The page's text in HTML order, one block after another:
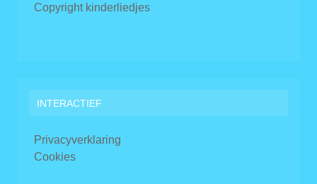
Copyright kinderliedjes
INTERACTIEF
Privacyverklaring
Cookies